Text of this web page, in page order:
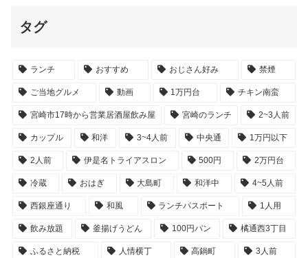
タグ
ランチ おすすめ おじさん好み 禁煙
ご当地グルメ 動画 1万円台 チキン南蛮
宮崎市17時から営業居酒屋飲み屋 宮崎のランチ 2~3人前
カップル 和洋 3~4人前 中央通 1万円以下
2人前 伊是名トライアスロン 500円 2万円台
冷蔵 おはぎ 大島町 和洋中 4~5人前
西銀座通り 和風 ランチパスポート 1人用
飲み放題 釜揚げうどん 100円パン 橘通西3丁目
ふるさと納税 人情横丁 高鍋町 3人前